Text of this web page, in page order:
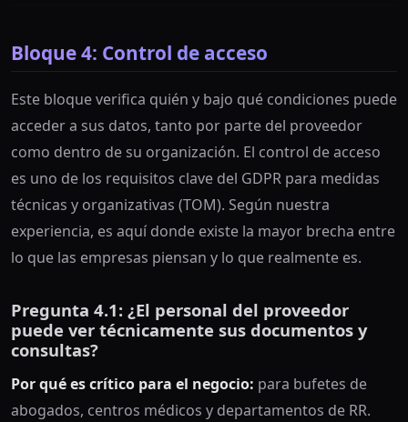
Bloque 4: Control de acceso
Este bloque verifica quién y bajo qué condiciones puede
acceder a sus datos, tanto por parte del proveedor
como dentro de su organización. El control de acceso
es uno de los requisitos clave del GDPR para medidas
técnicas y organizativas (TOM). Según nuestra
experiencia, es aquí donde existe la mayor brecha entre
lo que las empresas piensan y lo que realmente es.
Pregunta 4.1: ¿El personal del proveedor
puede ver técnicamente sus documentos y
consultas?
Por qué es crítico para el negocio: para bufetes de
abogados, centros médicos y departamentos de RR.